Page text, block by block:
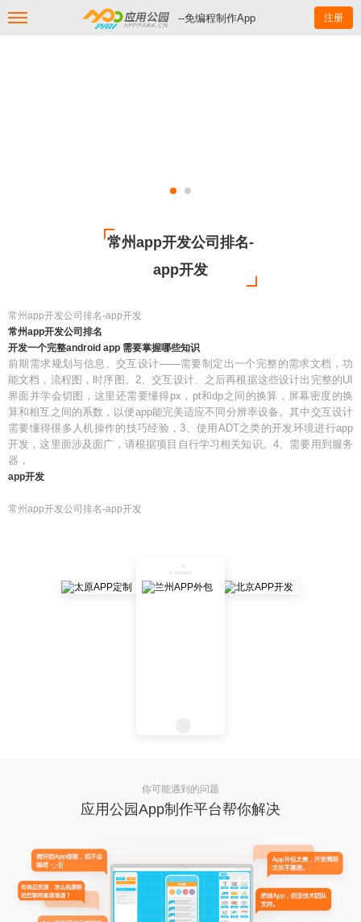
--免编程制作App 注册
常州app开发公司排名-
app开发
常州app开发公司排名-app开发
常州app开发公司排名
开发一个完整android app 需要掌握哪些知识
前期需求规划与信息、交互设计——需要制定出一个完整的需求文档，功
能文档，流程图，时序图。2、交互设计、之后再根据这些设计出完整的UI
界面并学会切图，这里还需要懂得px，pt和dp之间的换算，屏幕密度的换
算和相互之间的系数，以便app能完美适应不同分辨率设备。其中交互设计
需要懂得很多人机操作的技巧经验，3、使用ADT之类的开发环境进行app
开发，这里面涉及面广，请根据项目自行学习相关知识。4、需要用到服务
器，
app开发
常州app开发公司排名-app开发
你可能遇到的问题
应用公园App制作平台帮你解决